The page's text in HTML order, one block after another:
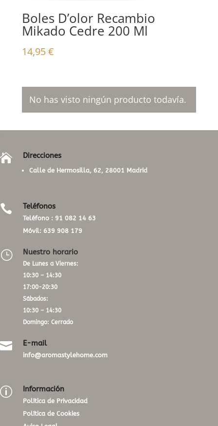
Boles D’olor Recambio
Mikado Cedre 200 Ml
14,95€
No has visto ningún producto todavía.
 Direcciones
Calle de Hermosilla, 62, 28001 Madrid
 Teléfonos
Teléfono : 91 082 14 63
Móvil: 639 908 179
} Nuestro horario
De Lunes a Viernes:
10:30 – 14:30
17:00-20:30
Sábados:
10:30 – 14:30
Domingo: Cerrado
 E-mail
info@aromastylehome.com
p Información
Política de Privacidad
Política de Cookies